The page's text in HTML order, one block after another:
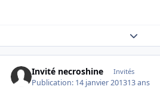
Invité necroshine Invités
Publication: 14 janvier 201313 ans